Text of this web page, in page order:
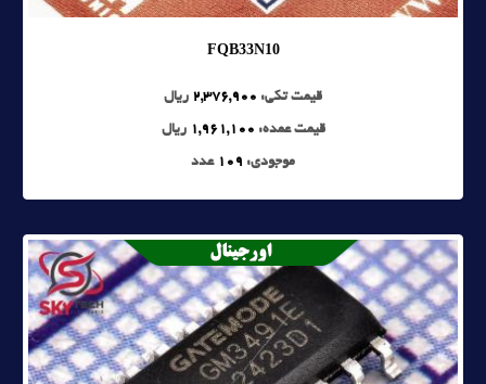
FQB33N10
قیمت تکی: 2,376,900 ریال
قیمت عمده: 1,961,100 ریال
موجودی: 109 عدد